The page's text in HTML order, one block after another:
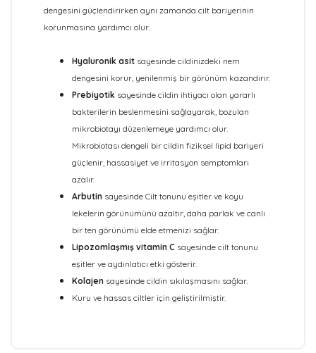
dengesini güçlendirirken aynı zamanda cilt bariyerinin
korunmasına yardımcı olur.
Hyaluronik asit sayesinde cildinizdeki nem
dengesini korur, yenilenmiş bir görünüm kazandırır.
Prebiyotik sayesinde cildin ihtiyacı olan yararlı
bakterilerin beslenmesini sağlayarak, bozulan
mikrobiotayı düzenlemeye yardımcı olur.
Mikrobiotası dengeli bir cildin fiziksel lipid bariyeri
güçlenir, hassasiyet ve irritasyon semptomları
azalır.
Arbutin sayesinde Cilt tonunu eşitler ve koyu
lekelerin görünümünü azaltır, daha parlak ve canlı
bir ten görünümü elde etmenizi sağlar.
Lipozomlaşmış vitamin C sayesinde cilt tonunu
eşitler ve aydınlatıcı etki gösterir.
Kolajen sayesinde cildin sıkılaşmasını sağlar.
Kuru ve hassas ciltler için geliştirilmiştir.